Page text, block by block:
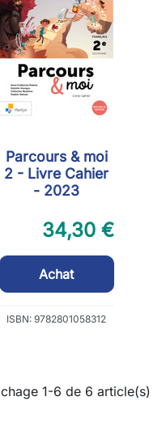
Parcours & moi
2 - Livre Cahier
- 2023
34,30 €
Achat
ISBN: 9782801058312
1-6 de 6 article(s)